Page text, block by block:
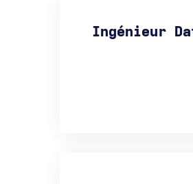
Ingénieur